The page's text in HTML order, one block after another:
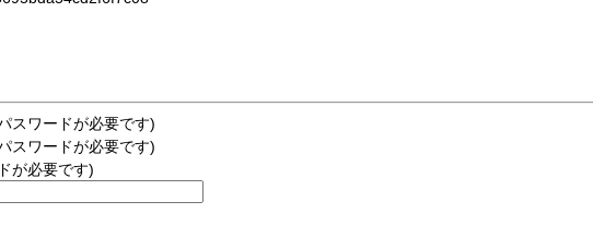
スワードが必要です)
スワードが必要です)
が必要です)